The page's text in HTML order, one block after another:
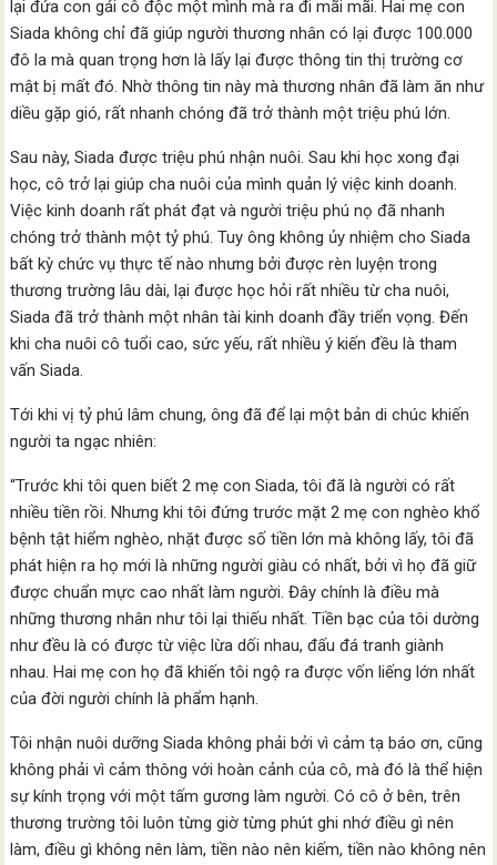
lại đứa con gái cô độc một mình mà ra đi mãi mãi. Hai mẹ con
Siada không chỉ đã giúp người thương nhân có lại được 100.000
đô la mà quan trọng hơn là lấy lại được thông tin thị trường cơ
mật bị mất đó. Nhờ thông tin này mà thương nhân đã làm ăn như
diều gặp gió, rất nhanh chóng đã trở thành một triệu phú lớn.
Sau này, Siada được triệu phú nhận nuôi. Sau khi học xong đại
học, cô trở lại giúp cha nuôi của mình quản lý việc kinh doanh.
Việc kinh doanh rất phát đạt và người triệu phú nọ đã nhanh
chóng trở thành một tỷ phú. Tuy ông không ủy nhiệm cho Siada
bất kỳ chức vụ thực tế nào nhưng bởi được rèn luyện trong
thương trường lâu dài, lại được học hỏi rất nhiều từ cha nuôi,
Siada đã trở thành một nhân tài kinh doanh đầy triển vọng. Đến
khi cha nuôi cô tuổi cao, sức yếu, rất nhiều ý kiến đều là tham
vấn Siada.
Tới khi vị tỷ phú lâm chung, ông đã để lại một bản di chúc khiến
người ta ngạc nhiên:
“Trước khi tôi quen biết 2 mẹ con Siada, tôi đã là người có rất
nhiều tiền rồi. Nhưng khi tôi đứng trước mặt 2 mẹ con nghèo khổ
bệnh tật hiểm nghèo, nhặt được số tiền lớn mà không lấy, tôi đã
phát hiện ra họ mới là những người giàu có nhất, bởi vì họ đã giữ
được chuẩn mực cao nhất làm người. Đây chính là điều mà
những thương nhân như tôi lại thiếu nhất. Tiền bạc của tôi dường
như đều là có được từ việc lừa dối nhau, đấu đá tranh giành
nhau. Hai mẹ con họ đã khiến tôi ngộ ra được vốn liếng lớn nhất
của đời người chính là phẩm hạnh.
Tôi nhận nuôi dưỡng Siada không phải bởi vì cảm tạ báo ơn, cũng
không phải vì cảm thông với hoàn cảnh của cô, mà đó là thể hiện
sự kính trọng với một tấm gương làm người. Có cô ở bên, trên
thương trường tôi luôn từng giờ từng phút ghi nhớ điều gì nên
làm, điều gì không nên làm, tiền nào nên kiếm, tiền nào không nên